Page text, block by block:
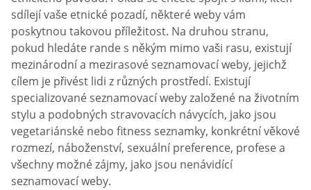
sdílejí vaše etnické pozadí, některé weby vám
poskytnou takovou příležitost. Na druhou stranu,
pokud hledáte rande s někým mimo vaši rasu, existují
mezinárodní a mezirasové seznamovací weby, jejichž
cílem je přivést lidi z různých prostředí. Existují
specializované seznamovací weby založené na životním
stylu a podobných stravovacích návycích, jako jsou
vegetariánské nebo fitness seznamky, konkrétní věkové
rozmezí, náboženství, sexuální preference, profese a
všechny možné zájmy, jako jsou nenávidící
seznamovací weby.